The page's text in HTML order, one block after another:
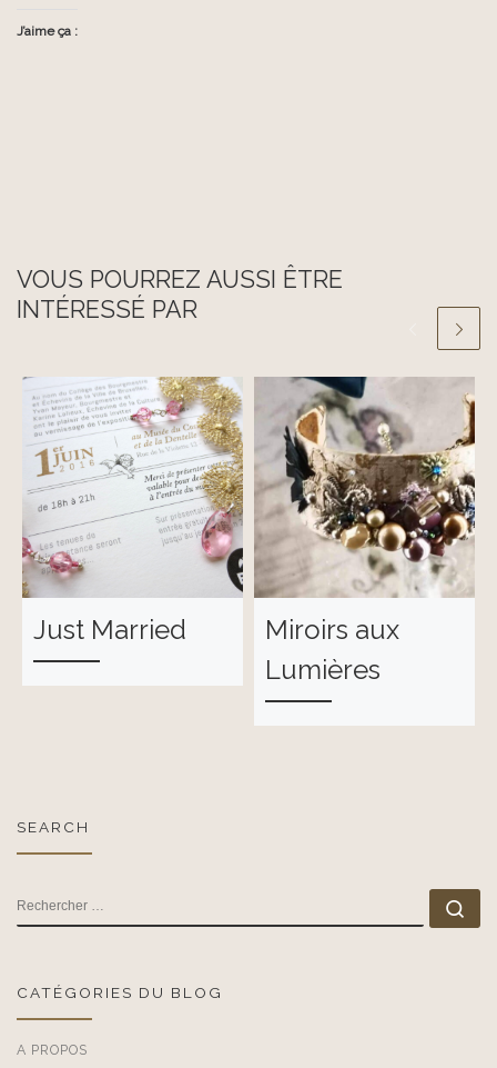
J’aime ça :
VOUS POURREZ AUSSI ÊTRE
INTÉRESSÉ PAR
Just Married
Miroirs aux
Lumières
SEARCH
RECHERCHER
CATÉGORIES DU BLOG
A PROPOS